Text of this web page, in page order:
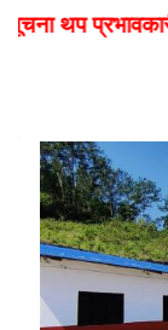
थप प्रभावकारी